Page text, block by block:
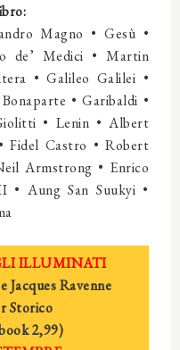
Magno • Gesù •
de’ Medici • Martin
• Galileo Galilei •
• Garibaldi •
• Lenin • Albert
Fidel Castro • Robert
Armstrong • Enrico
• Aung San Suukyi •
ILLUMINATI
Jacques Ravenne
Storico
2,99)